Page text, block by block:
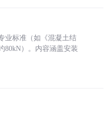
业标准（如《混凝土结
80kN）。内容涵盖安装